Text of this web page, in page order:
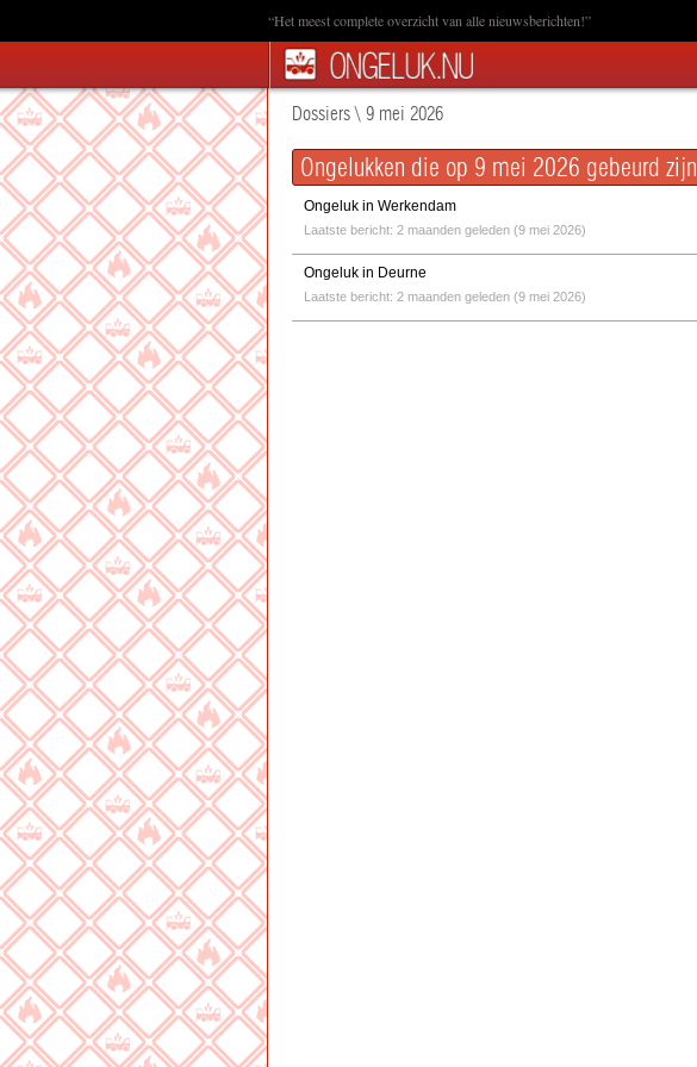
“Het meest complete overzicht van alle nieuwsberichten!”
Dossiers\ 9 mei 2026
Ongelukken die op 9 mei 2026 gebeurd zijn
Ongeluk in Werkendam
Laatste bericht: 2 maanden geleden (9 mei 2026)
Ongeluk in Deurne
Laatste bericht: 2 maanden geleden (9 mei 2026)